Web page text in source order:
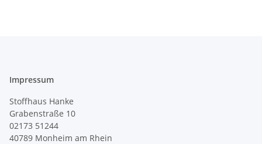
Impressum
Stoffhaus Hanke
Grabenstraße 10
02173 51244
40789 Monheim am Rhein